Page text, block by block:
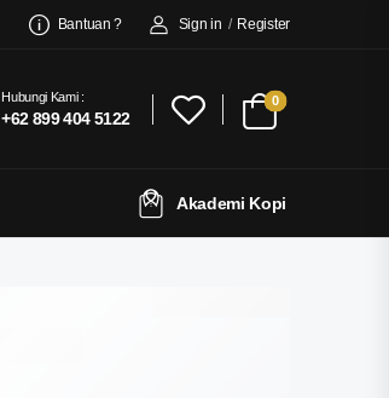
Bantuan ? Sign in / Register
Hubungi Kami :
+62 899 404 5122
0
Akademi Kopi